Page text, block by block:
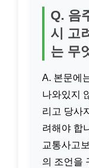
Q. 음
시 고
는 무
A. 본문에
나와있지
리고 당사
려해야 합
교통사고
의 조언을